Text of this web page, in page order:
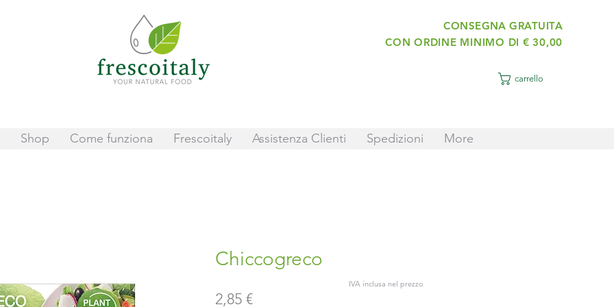
CONSEGNA GRATUITA
CON ORDINE MINIMO DI € 30,00
carrello
Shop Come funziona Frescoitaly Assistenza Clienti Spedizioni More
Chiccogreco
2,85 €Prezzo
IVA inclusa nel prezzo